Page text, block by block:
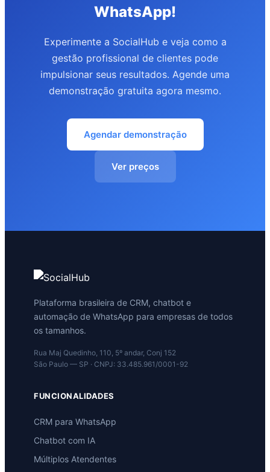
WhatsApp!
Experimente a SocialHub e veja como a
gestão profissional de clientes pode
impulsionar seus resultados. Agende uma
demonstração gratuita agora mesmo.
Agendar demonstração
Ver preços
Plataforma brasileira de CRM, chatbot e
automação de WhatsApp para empresas de todos
os tamanhos.
Rua Maj Quedinho, 110, 5º andar, Conj 152
São Paulo — SP · CNPJ: 33.485.961/0001-92
FUNCIONALIDADES
CRM para WhatsApp
Chatbot com IA
Múltiplos Atendentes